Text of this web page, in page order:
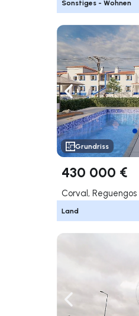
Sonstiges - Wohnen
Nach links
Grundriss
430 000 €
Corval,
Land
Nach links